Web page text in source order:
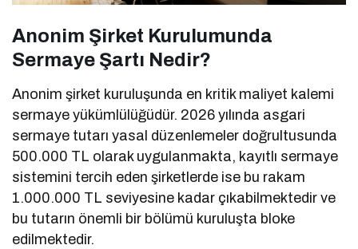
Anonim Şirket Kurulumunda
Sermaye Şartı Nedir?
Anonim şirket kuruluşunda en kritik maliyet kalemi
sermaye yükümlülüğüdür. 2026 yılında asgari
sermaye tutarı yasal düzenlemeler doğrultusunda
500.000 TL olarak uygulanmakta, kayıtlı sermaye
sistemini tercih eden şirketlerde ise bu rakam
1.000.000 TL seviyesine kadar çıkabilmektedir ve
bu tutarın önemli bir bölümü kuruluşta bloke
edilmektedir.